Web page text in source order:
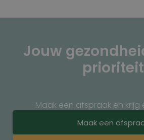
Jouw
prioriteit
Maak een afspraak en krijg
Maak een